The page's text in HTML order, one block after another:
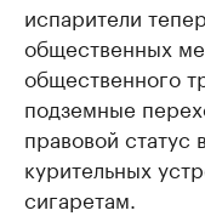
испарители
общественных
общественного
подземные
правовой статус
курительных
сигаретам.